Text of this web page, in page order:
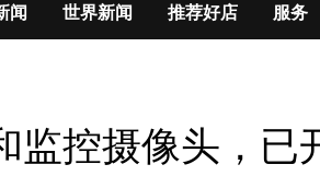
闻 世界新闻 推荐好店 服务
控摄像头，已